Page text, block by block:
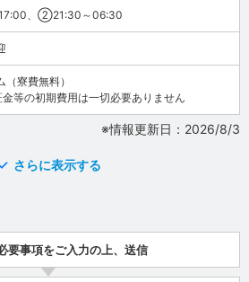
、②21:30～06:30
（寮費無料）
等の初期費用は一切必要ありません
※情報更新日：2026/8/3
さらに表示する
要事項をご入力の上、送信